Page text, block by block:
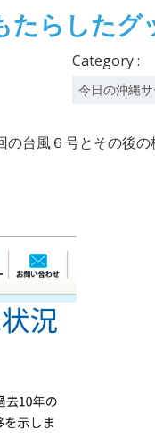
たらしたグ
Category :
今日の沖縄
台風６号とその後